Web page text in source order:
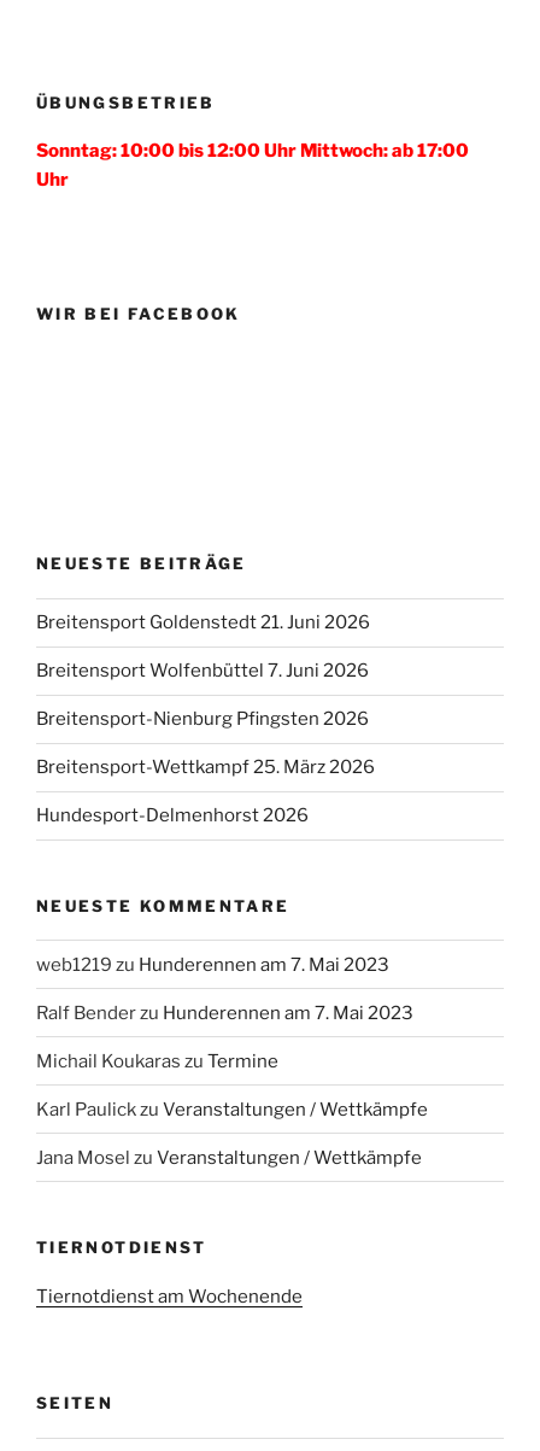
ÜBUNGSBETRIEB
Sonntag: 10:00 bis 12:00 Uhr Mittwoch: ab 17:00
Uhr
WIR BEI FACEBOOK
NEUESTE BEITRÄGE
Breitensport Goldenstedt 21. Juni 2026
Breitensport Wolfenbüttel 7. Juni 2026
Breitensport-Nienburg Pfingsten 2026
Breitensport-Wettkampf 25. März 2026
Hundesport-Delmenhorst 2026
NEUESTE KOMMENTARE
web1219 zu Hunderennen am 7. Mai 2023
Ralf Benderzu Hunderennen am 7. Mai 2023
Michail Koukaras zu Termine
Karl Paulickzu Veranstaltungen / Wettkämpfe
Jana Mosel zu Veranstaltungen / Wettkämpfe
TIERNOTDIENST
Tiernotdienst am Wochenende
SEITEN